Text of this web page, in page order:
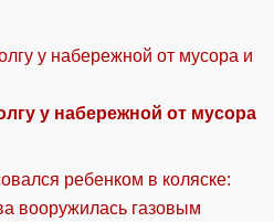
у набережной от мусора